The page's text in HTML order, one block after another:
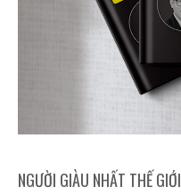
NGƯỜI GIÀU NHẤT THẾ GIỚI